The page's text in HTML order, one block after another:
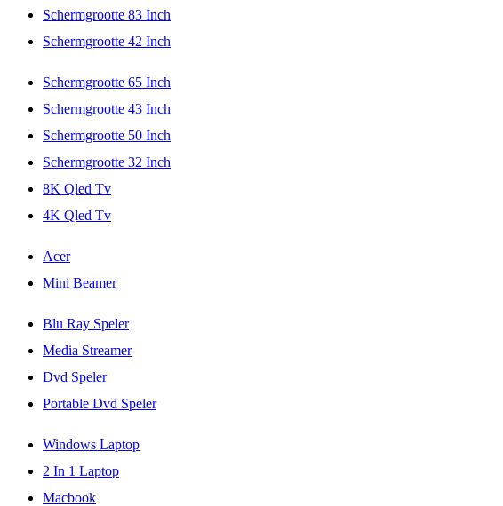
Schermgrootte 83 Inch
Schermgrootte 42 Inch
Schermgrootte 65 Inch
Schermgrootte 43 Inch
Schermgrootte 50 Inch
Schermgrootte 32 Inch
8K Qled Tv
4K Qled Tv
Acer
Mini Beamer
Blu Ray Speler
Media Streamer
Dvd Speler
Portable Dvd Speler
Windows Laptop
2 In 1 Laptop
Macbook